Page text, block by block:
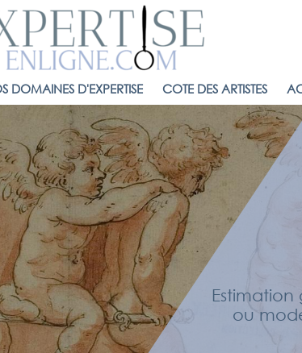
DOMAINES D'EXPERTISE COTE DES ARTISTES
ou